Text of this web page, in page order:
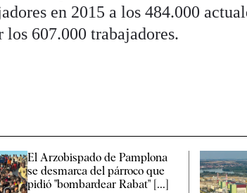
en 2015 a los 484.000
los 607.000 trabajadores.
El Arzobispado de Pamplona
se desmarca del párroco que
pidió "bombardear Rabat" [...]